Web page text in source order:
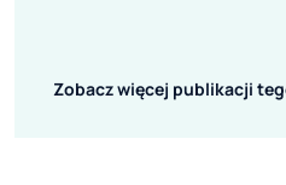
Zobacz więcej publikacji